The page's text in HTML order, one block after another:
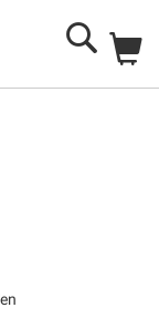
Search